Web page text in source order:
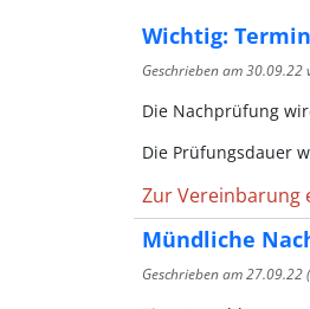
Wichtig:
Geschrieben am30.09.22
Die Nachprüfung
Die Prüfungsdauer
Zur Vereinbarung
Mündliche
Geschrieben am27.09.22